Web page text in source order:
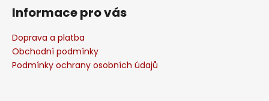
Informace pro vás
Doprava a platba
Obchodní podmínky
Podmínky ochrany osobních údajů